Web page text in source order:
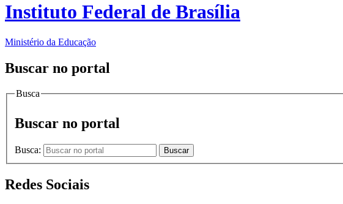
Instituto Federal de Brasília
Ministério da Educação
Buscar no portal
Busca
Buscar no portal
Busca: Buscar
Redes Sociais